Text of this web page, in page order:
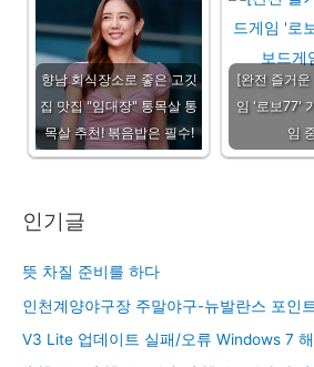
향남 회식장소로 좋은 고깃
집 맛집 "임대장" 통목살 통
목살 추천! 볶음밥은 필수!
[완전 즐거
임 '로보77'
임
인기글
뜻 차질 준비를 하다
인천계양야구장 주말야구-뉴발란스 포인
V3 Lite 업데이트 실패/오류 Windows 7